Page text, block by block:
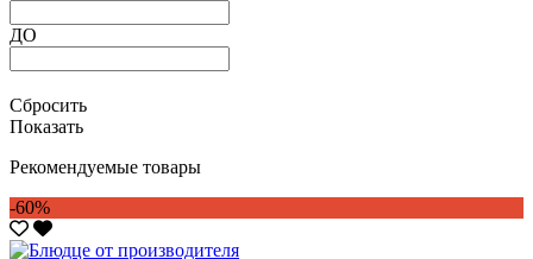
ДО
Сбросить
Показать
Рекомендуемые товары
-60%